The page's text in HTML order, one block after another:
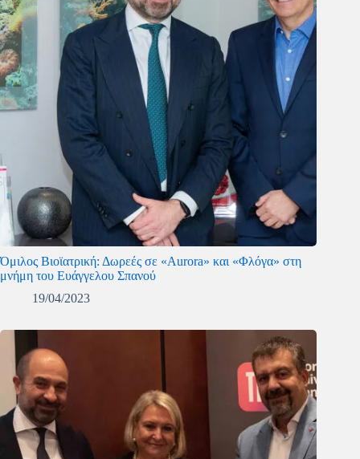
Όμιλος Βιοϊατρική: Δωρεές σε «Aurora» και «Φλόγα» στη
μνήμη του Ευάγγελου Σπανού
19/04/2023